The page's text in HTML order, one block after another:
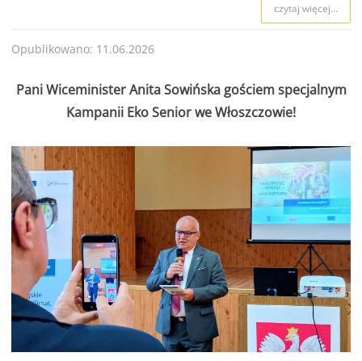
czytaj więcej...
Opublikowano: 11.06.2026
Pani Wiceminister Anita Sowińska gościem specjalnym
Kampanii Eko Senior we Włoszczowie!